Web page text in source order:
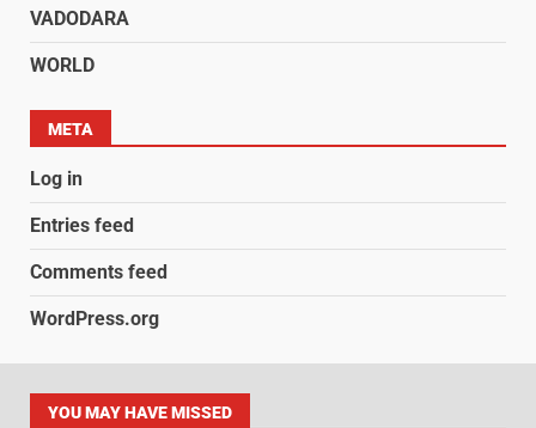
VADODARA
WORLD
META
Log in
Entries feed
Comments feed
WordPress.org
YOU MAY HAVE MISSED